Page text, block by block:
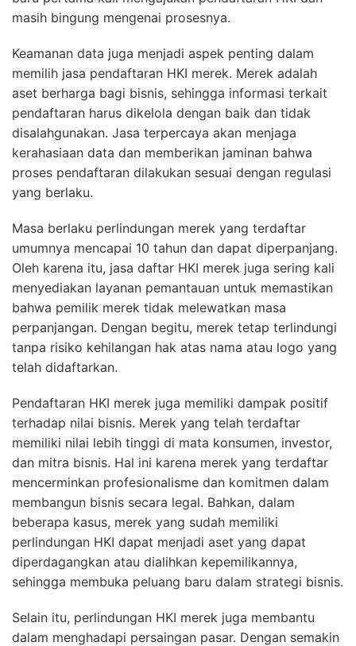
masih bingung mengenai prosesnya.
Keamanan data juga menjadi aspek penting dalam
memilih jasa pendaftaran HKI merek. Merek adalah
aset berharga bagi bisnis, sehingga informasi terkait
pendaftaran harus dikelola dengan baik dan tidak
disalahgunakan. Jasa terpercaya akan menjaga
kerahasiaan data dan memberikan jaminan bahwa
proses pendaftaran dilakukan sesuai dengan regulasi
yang berlaku.
Masa berlaku perlindungan merek yang terdaftar
umumnya mencapai 10 tahun dan dapat diperpanjang.
Oleh karena itu, jasa daftar HKI merek juga sering kali
menyediakan layanan pemantauan untuk memastikan
bahwa pemilik merek tidak melewatkan masa
perpanjangan. Dengan begitu, merek tetap terlindungi
tanpa risiko kehilangan hak atas nama atau logo yang
telah didaftarkan.
Pendaftaran HKI merek juga memiliki dampak positif
terhadap nilai bisnis. Merek yang telah terdaftar
memiliki nilai lebih tinggi di mata konsumen, investor,
dan mitra bisnis. Hal ini karena merek yang terdaftar
mencerminkan profesionalisme dan komitmen dalam
membangun bisnis secara legal. Bahkan, dalam
beberapa kasus, merek yang sudah memiliki
perlindungan HKI dapat menjadi aset yang dapat
diperdagangkan atau dialihkan kepemilikannya,
sehingga membuka peluang baru dalam strategi bisnis.
Selain itu, perlindungan HKI merek juga membantu
dalam menghadapi persaingan pasar. Dengan semakin